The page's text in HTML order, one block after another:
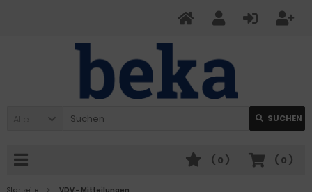
Alle SUCHEN
( 0 )
( 0 )